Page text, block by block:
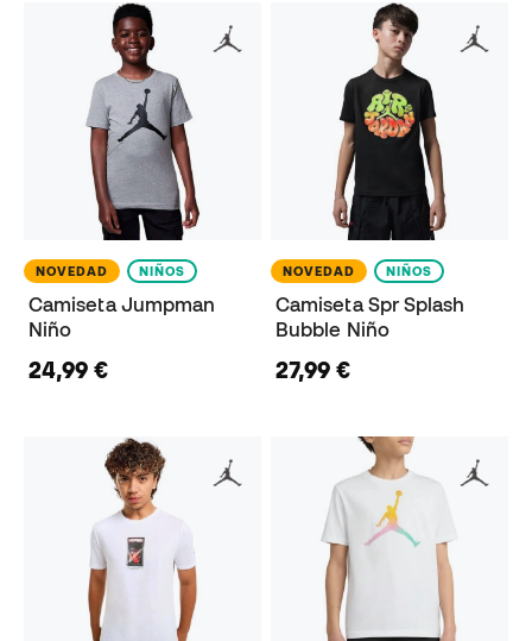
NOVEDAD NIÑOS
Camiseta Jumpman
Niño
24,99 €
NOVEDAD NIÑOS
Camiseta Spr Splash
Bubble Niño
27,99 €